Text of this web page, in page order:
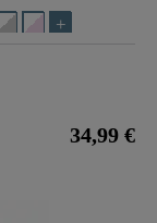
34,99 €